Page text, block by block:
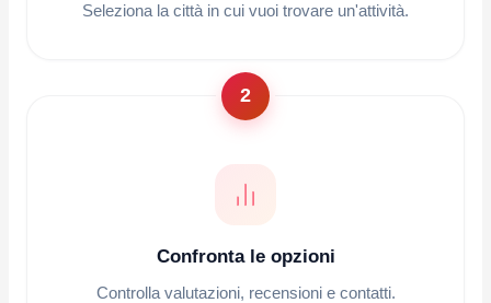
Seleziona la città in cui vuoi trovare un'attività.
2
Confronta le opzioni
Controlla valutazioni, recensioni e contatti.